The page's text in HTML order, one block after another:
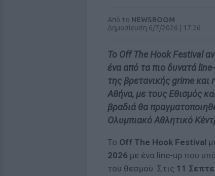
Από το NEWSROOM
Δημοσίευση 6/7/2026 | 17:26
Το Off The Hook Festival
ένα από τα πιο δυνατά
της βρετανικής grime
Αθήνα, με τους Εθισμός
βραδιά θα
Ολυμπιακό Αθλητικό
Το Off The Hook Festival
2026 με ένα line-up που
του θεσμού. Στις 11